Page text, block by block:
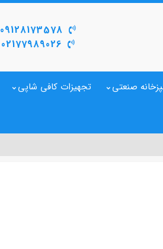
09128173578
02177989026
صنعتی تجهیزات کافی شاپی